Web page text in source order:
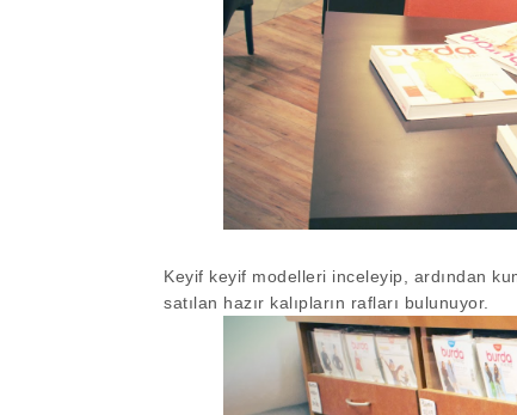
Keyif keyif modelleri inceleyip, ardından
satılan hazır kalıpların rafları bulunuyor.